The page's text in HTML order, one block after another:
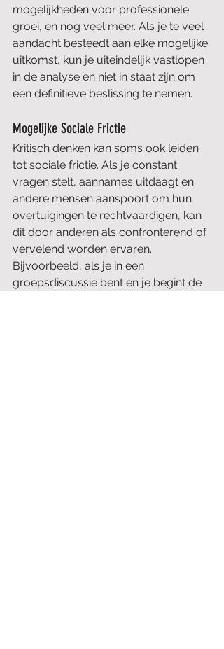
mogelijkheden voor professionele
groei, en nog veel meer. Als je te veel
aandacht besteedt aan elke mogelijke
uitkomst, kun je uiteindelijk vastlopen
in de analyse en niet in staat zijn om
een definitieve beslissing te nemen.
Mogelijke Sociale Frictie
Kritisch denken kan soms ook leiden
tot sociale frictie. Als je constant
vragen stelt, aannames uitdaagt en
andere mensen aanspoort om hun
overtuigingen te rechtvaardigen, kan
dit door anderen als confronterend of
vervelend worden ervaren.
Bijvoorbeeld, als je in een
groepsdiscussie bent en je begint de